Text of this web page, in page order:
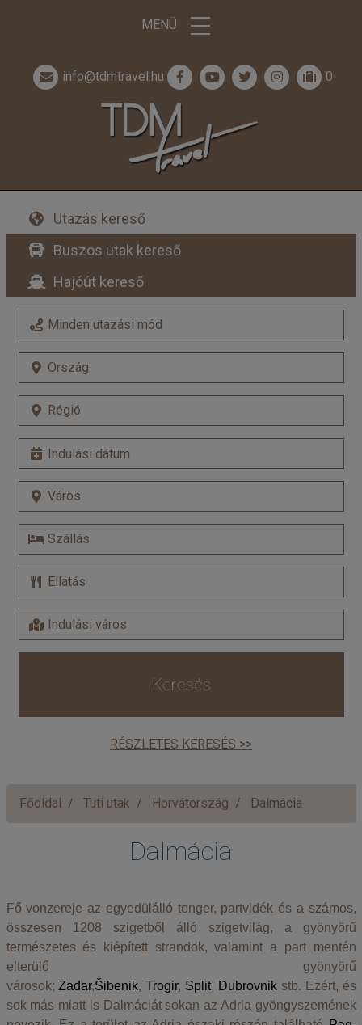
MENÜ
info@tdmtravel.hu 0
Utazás kereső
Buszos utak kereső
Hajóút kereső
Keresés
RÉSZLETES KERESÉS >>
Főoldal Tuti utak Horvátország Dalmácia
Dalmácia
Fő vonzereje az egyedülálló tenger, partvidék és a számos,
összesen 1208 szigetből álló szigetvilág, a gyönyörű
természetes és kiépített strandok, valamint a part mentén
elterülő gyönyörű
városok; Zadar,Šibenik, Trogir, Split, Dubrovnik stb. Ezért, és
sok más miatt is Dalmáciát sokan az Adria gyöngyszemének